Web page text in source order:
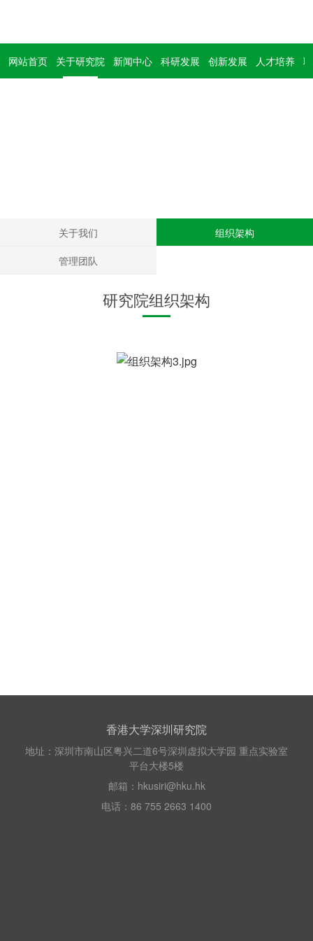
网站首页 关于研究院 新闻中心 科研发展 创新发展 人才培养
关于我们
组织架构
管理团队
研究院组织架构
香港大学深圳研究院
地址：深圳市南山区粤兴二道6号深圳虚拟大学园 重点实验室
平台大楼5楼
邮箱：hkusiri@hku.hk
电话：86 755 2663 1400